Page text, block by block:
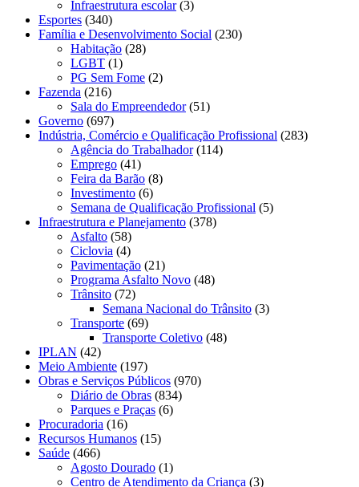
Infraestrutura escolar(3)
Esportes (340)
Família e Desenvolvimento Social (230)
Habitação (28)
LGBT (1)
PG Sem Fome (2)
Fazenda (216)
Sala do Empreendedor(51)
Governo (697)
Indústria, Comércio e Qualificação Profissional (283)
Agência do Trabalhador(114)
Emprego (41)
Feira da Barão (8)
Investimento (6)
Semana de Qualificação Profissional (5)
Infraestrutura e Planejamento (378)
Asfalto (58)
Ciclovia (4)
Pavimentação (21)
Programa Asfalto Novo (48)
Trânsito (72)
Semana Nacional do Trânsito (3)
Transporte (69)
Transporte Coletivo (48)
IPLAN (42)
Meio Ambiente (197)
Obras e Serviços Públicos (970)
Diário de Obras (834)
Parques e Praças (6)
Procuradoria (16)
Recursos Humanos (15)
Saúde (466)
Agosto Dourado (1)
Centro de Atendimento da Criança (3)